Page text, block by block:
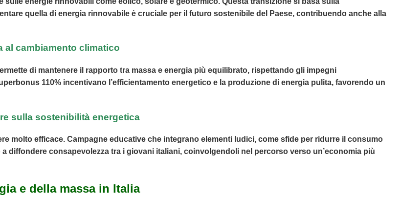
quella di energia rinnovabile è cruciale per il futuro sostenibile del Paese, contribuendo anche alla
al cambiamento climatico
di mantenere il rapporto tra massa e energia più equilibrato, rispettando gli impegni
110% incentivano l’efficientamento energetico e la produzione di energia pulita, favorendo un
sulla sostenibilità energetica
molto efficace. Campagne educative che integrano elementi ludici, come sfide per ridurre il consumo
diffondere consapevolezza tra i giovani italiani, coinvolgendoli nel percorso verso un’economia più
e della massa in Italia